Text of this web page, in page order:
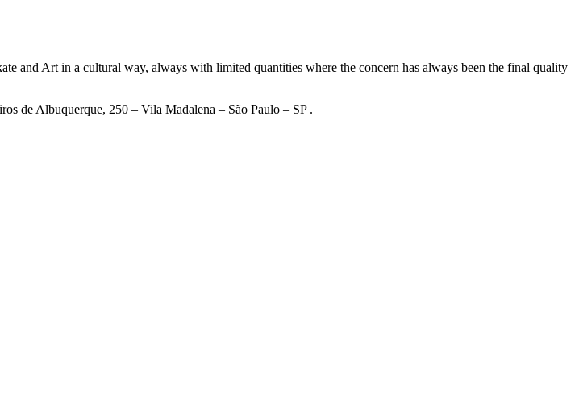
and Art in a cultural way, always with limited quantities where the concern has always been the final quality
de Albuquerque, 250 – Vila Madalena – São Paulo – SP .